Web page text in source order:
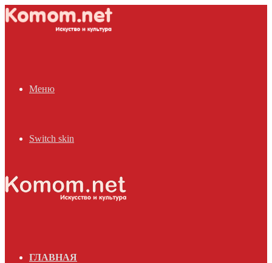
Меню
Switch skin
ГЛАВНАЯ